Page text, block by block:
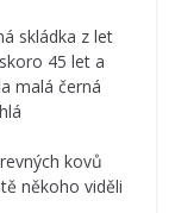
skládka z let
45 let a
malá černá
kovů
někoho viděli